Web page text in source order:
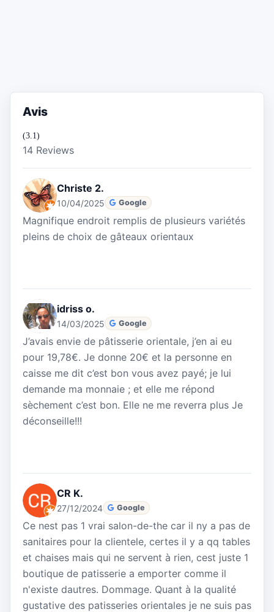
Avis
(3.1)
14 Reviews
Christe 2.
10/04/2025 Google
Magnifique endroit remplis de plusieurs variétés
pleins de choix de gâteaux orientaux
idriss o.
14/03/2025 Google
J’avais envie de pâtisserie orientale, j’en ai eu
pour 19,78€. Je donne 20€ et la personne en
caisse me dit c’est bon vous avez payé; je lui
demande ma monnaie ; et elle me répond
sèchement c’est bon. Elle ne me reverra plus Je
déconseille!!!
CR K.
27/12/2024 Google
Ce nest pas 1 vrai salon-de-the car il ny a pas de
sanitaires pour la clientele, certes il y a qq tables
et chaises mais qui ne servent à rien, cest juste 1
boutique de patisserie a emporter comme il
n'existe dautres. Dommage. Quant à la qualité
gustative des patisseries orientales je ne suis pas